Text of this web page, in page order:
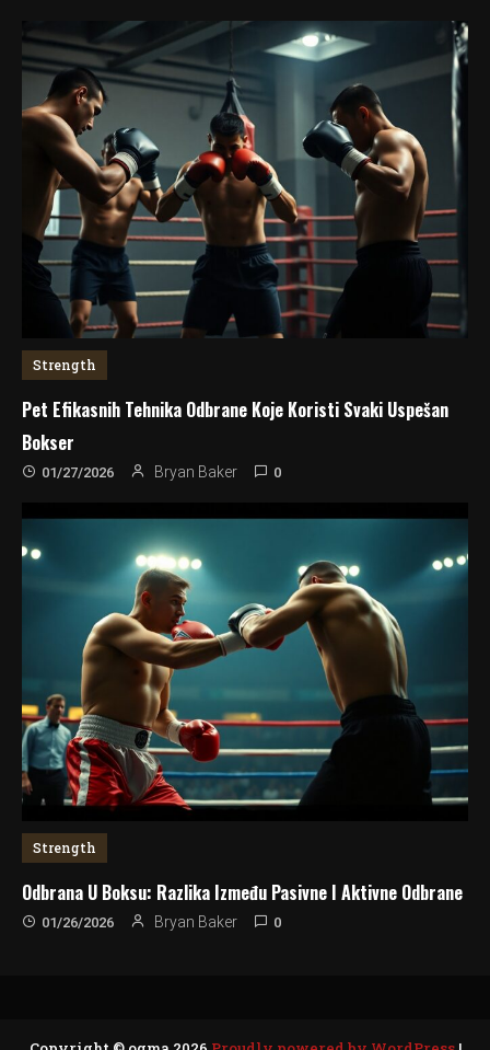
Strength
Pet Efikasnih Tehnika Odbrane Koje Koristi Svaki Uspešan
Bokser
01/27/2026 Bryan Baker 0
Strength
Odbrana U Boksu: Razlika Između Pasivne I Aktivne Odbrane
01/26/2026 Bryan Baker 0